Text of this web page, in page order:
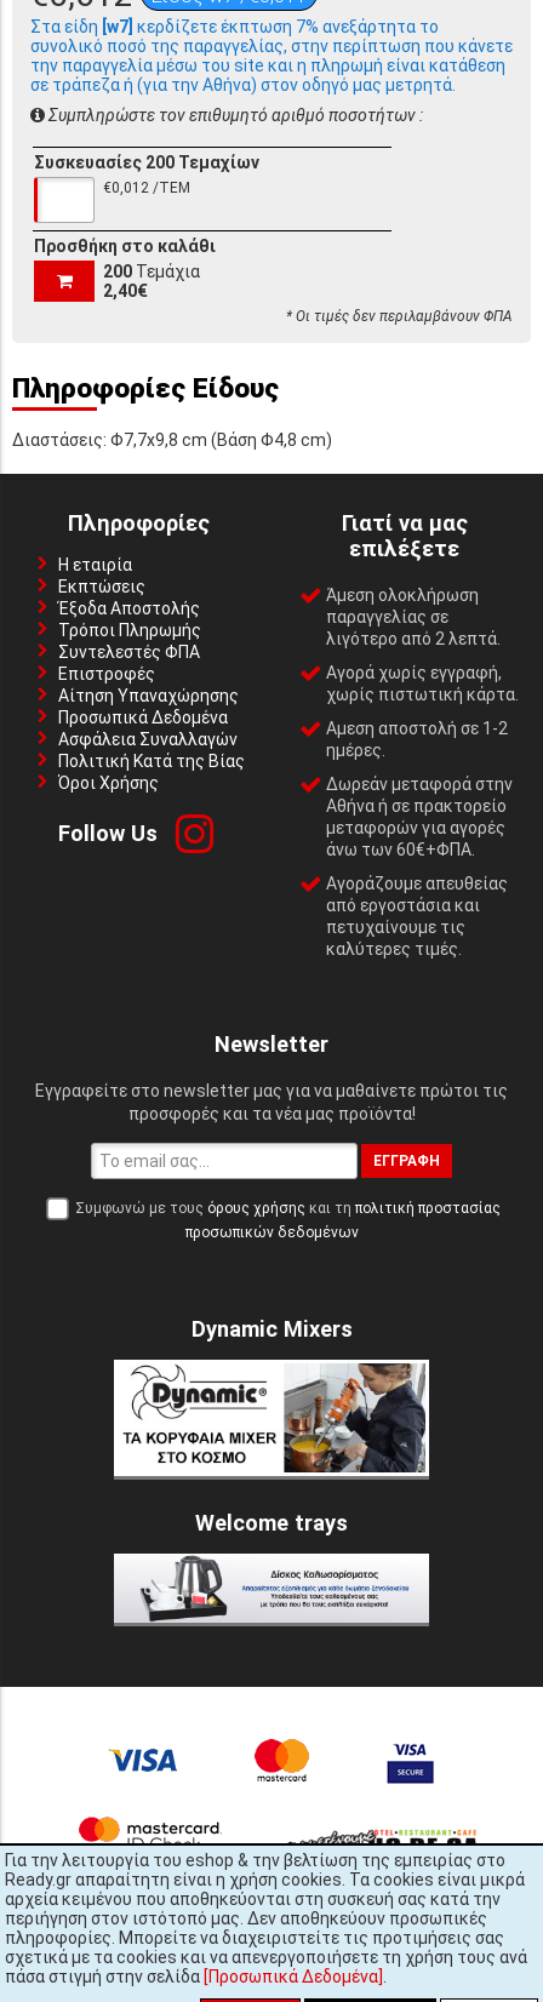
Για την λειτουργία του eshop & την βελτίωση της εμπειρίας στο
Ready.gr απαραίτητη είναι η χρήση cookies. Τα cookies είναι μικρά
αρχεία κειμένου που αποθηκεύονται στη συσκευή σας κατά την
περιήγηση στον ιστότοπό μας. Δεν αποθηκεύουν προσωπικές
πληροφορίες. Μπορείτε να διαχειριστείτε τις προτιμήσεις σας
σχετικά με τα cookies και να απενεργοποιήσετε τη χρήση τους ανά
πάσα στιγμή στην σελίδα [Προσωπικά Δεδομένα]
Στα είδη [w7] κερδίζετε έκπτωση 7% ανεξάρτητα το
συνολικό ποσό της παραγγελίας, στην περίπτωση που κάνετε
την παραγγελία μέσω του site και η πληρωμή είναι κατάθεση
σε τράπεζα ή (για την Αθήνα) στον οδηγό μας μετρητά.
Συμπληρώστε τον επιθυμητό αριθμό ποσοτήτων :
Συσκευασίες 200 Τεμαχίων
€0,012 /ΤΕΜ
Προσθήκη στο καλάθι
200 Τεμάχια
2,40€
* Οι τιμές δεν περιλαμβάνουν ΦΠΑ
Πληροφορίες Είδους
Διαστάσεις: Φ7,7x9,8 cm (Βάση Φ4,8 cm)
Πληροφορίες
Η εταιρία
Εκπτώσεις
Έξοδα Αποστολής
Τρόποι Πληρωμής
Συντελεστές ΦΠΑ
Επιστροφές
Αίτηση Υπαναχώρησης
Προσωπικά Δεδομένα
Ασφάλεια Συναλλαγών
Πολιτική Κατά της Βίας
Όροι Χρήσης
Follow Us
Γιατί να μας
επιλέξετε
Άμεση ολοκλήρωση
παραγγελίας σε
λιγότερο από 2 λεπτά.
Αγορά χωρίς εγγραφή,
χωρίς πιστωτική κάρτα.
Αμεση αποστολή σε 1-2
ημέρες.
Δωρεάν μεταφορά στην
Αθήνα ή σε πρακτορείο
μεταφορών για αγορές
άνω των 60€+ΦΠΑ.
Αγοράζουμε απευθείας
από εργοστάσια και
πετυχαίνουμε τις
καλύτερες τιμές.
Newsletter
Εγγραφείτε στο newsletter μας για να μαθαίνετε πρώτοι τις
προσφορές και τα νέα μας προϊόντα!
ΕΓΓΡΑΦΉ
Συμφωνώ με τους όρους χρήσης και τη πολιτική προστασίας
προσωπικών δεδομένων
Dynamic Mixers
Welcome trays
READY.gr © 2022 | All Rights Reserved